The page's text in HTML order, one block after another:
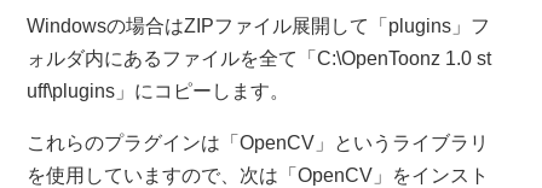
Windowsの場合はZIPファイル展開して「plugins」フ
ォルダ内にあるファイルを全て「C:\OpenToonz 1.0 st
uff\plugins」にコピーします。
これらのプラグインは「OpenCV」というライブラリ
を使用していますので、次は「OpenCV」をインスト